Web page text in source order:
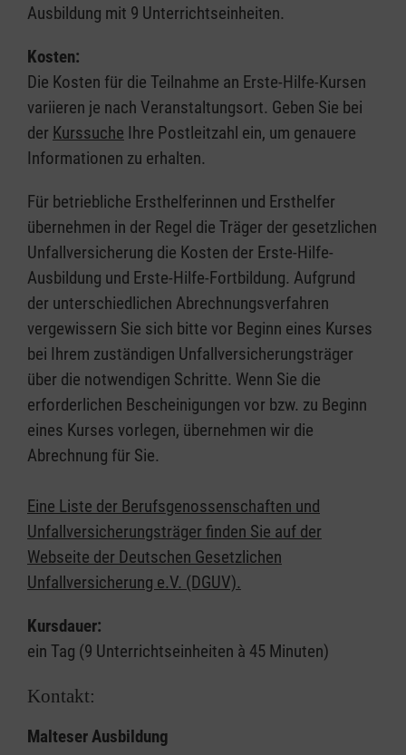
Ausbildung mit 9 Unterrichtseinheiten.
Kosten:
Die Kosten für die Teilnahme an Erste-Hilfe-Kursen
variieren je nach Veranstaltungsort. Geben Sie bei
der Kurssuche Ihre Postleitzahl ein, um genauere
Informationen zu erhalten.
Für betriebliche Ersthelferinnen und Ersthelfer
übernehmen in der Regel die Träger der gesetzlichen
Unfallversicherung die Kosten der Erste-Hilfe-
Ausbildung und Erste-Hilfe-Fortbildung. Aufgrund
der unterschiedlichen Abrechnungsverfahren
vergewissern Sie sich bitte vor Beginn eines Kurses
bei Ihrem zuständigen Unfallversicherungsträger
über die notwendigen Schritte. Wenn Sie die
erforderlichen Bescheinigungen vor bzw. zu Beginn
eines Kurses vorlegen, übernehmen wir die
Abrechnung für Sie.
Eine Liste der Berufsgenossenschaften und
Unfallversicherungsträger finden Sie auf der
Webseite der Deutschen Gesetzlichen
Unfallversicherung e.V. (DGUV).
Kursdauer:
ein Tag (9 Unterrichtseinheiten à 45 Minuten)
Kontakt:
Malteser Ausbildung